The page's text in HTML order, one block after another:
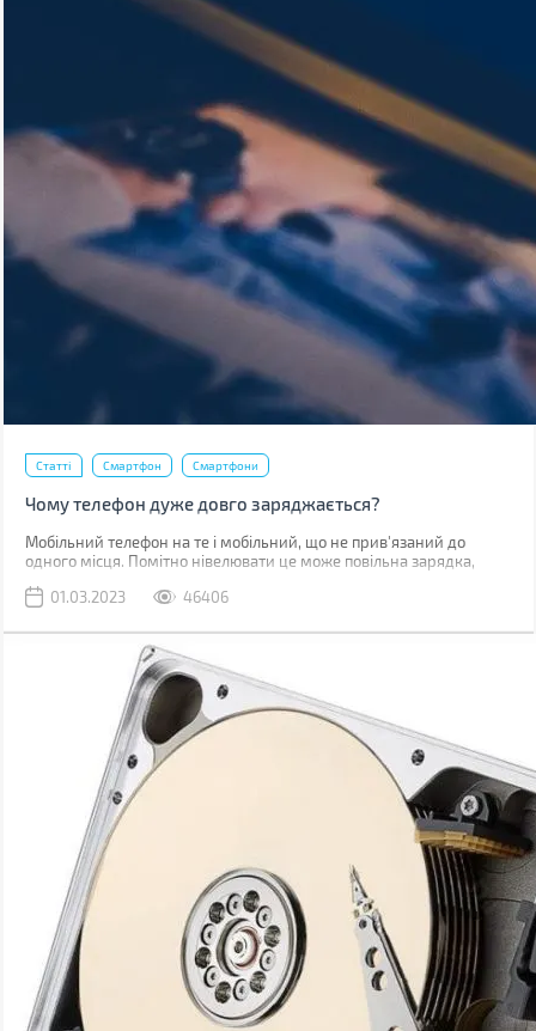
Статті Смартфон Смартфони
Чому телефон дуже довго заряджається?
Мобільний телефон на те і мобільний, що не прив'язаний до
одного місця. Помітно нівелювати це може повільна зарядка,
01.03.2023
46406